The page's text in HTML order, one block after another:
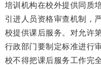
培训机构在校外提供同质
引进人员资格审查机制，
校提供课后服务。对允许
行政部门要制定标准进行
校不得把课后服务工作完